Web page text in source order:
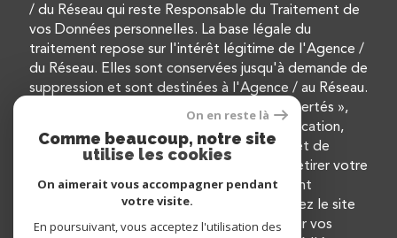
/ du Réseau qui reste Responsable du Traitement de
vos Données personnelles. La base légale du
traitement repose sur l'intérêt légitime de l'Agence /
du Réseau. Elles sont conservées jusqu'à demande de
suppression et sont destinées à l'Agence / au Réseau.
Conformément à la loi « informatique et libertés »,
vous disposez des droits d’accès, de rectification,
d’effacement, d’opposition, de limitation et de
portabilité de vos données. Vous pouvez retirer votre
consentement à tout moment en contactant
directement l’Agence / Le Réseau. Consultez le site
https://cnil.fr/frpour plus d’informations sur vos
On en reste là
Comme beaucoup, notre site
utilise les cookies
On aimerait vous accompagner pendant
votre visite.
En poursuivant, vous acceptez l'utilisation des